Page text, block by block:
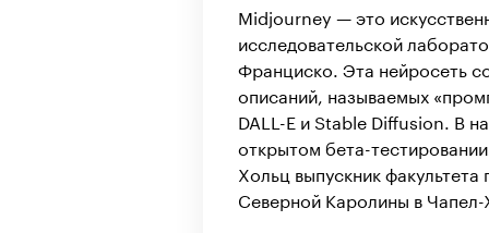
Midjourney — это
исследовательской
Франциско. Эта нейросеть
описаний, называемых
DALL-E и Stable Diffusion. В
открытом бета-
Хольц выпускник
Северной Каролины в